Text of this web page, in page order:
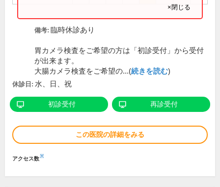
×閉じる
備考: 臨時休診あり
胃カメラ検査をご希望の方は「初診受付」から受付
が出来ます。
大腸カメラ検査をご希望の...(続きを読む)
休診日: 水、日、祝
初診受付 再診受付
この医院の詳細をみる
アクセス数※